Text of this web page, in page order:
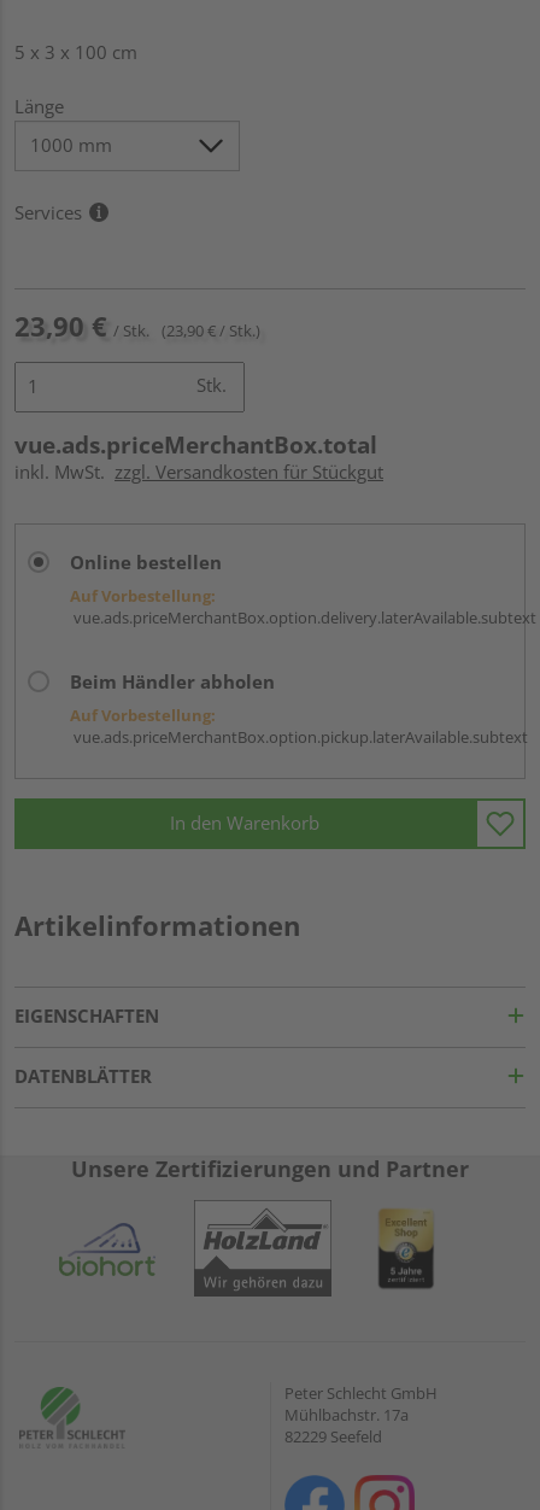
5 x 3 x 100 cm
Länge
Services
23,90 € / Stk. (23,90 € / Stk.)
Stk.
vue.ads.priceMerchantBox.total
inkl. MwSt. zzgl. Versandkosten für Stückgut
Online bestellen
Auf Vorbestellung:
vue.ads.priceMerchantBox.option.delivery.laterAvailable.subtext
Beim Händler abholen
Auf Vorbestellung:
vue.ads.priceMerchantBox.option.pickup.laterAvailable.subtext
In den Warenkorb
Artikelinformationen
EIGENSCHAFTEN
DATENBLÄTTER
Unsere Zertifizierungen und Partner
Peter Schlecht GmbH
Mühlbachstr. 17a
82229 Seefeld